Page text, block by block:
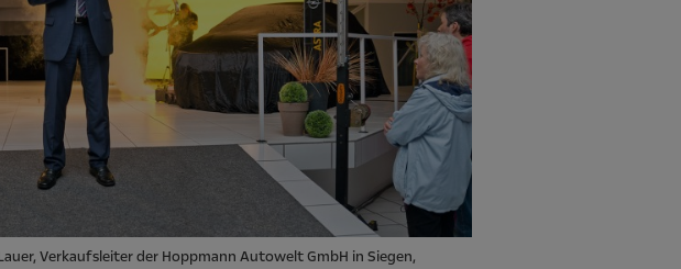
Verkaufsleiter der Hoppmann Autowelt GmbH in Siegen,